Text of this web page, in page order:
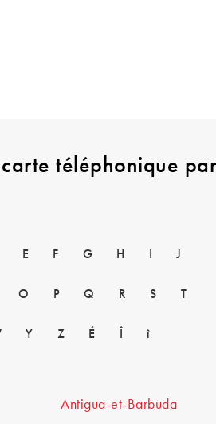
téléphonique
E F G H J
O P Q R S T
Y Z É î
Antigua-et-Barbuda